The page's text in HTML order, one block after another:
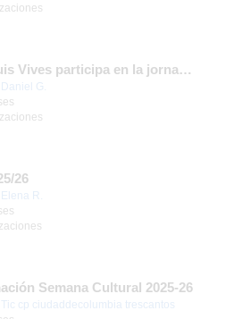
El IES Luis Vives participa en la jornada de trabajo sobre mecanizado CNC e Industria 4.0
Daniel G.
26
Elena R.
Semana Cultural 2025-26
Tic cp ciudaddecolumbia trescantos